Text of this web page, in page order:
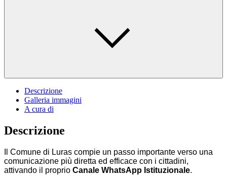
Descrizione
Galleria immagini
A cura di
Descrizione
Il Comune di Luras compie un passo importante verso una
comunicazione più diretta ed efficace con i cittadini,
attivando il proprio Canale WhatsApp Istituzionale.